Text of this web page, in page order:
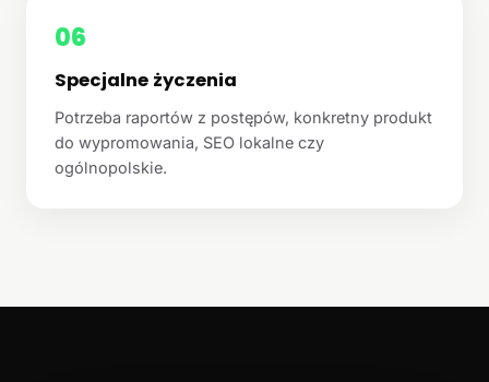
06
Specjalne życzenia
Potrzeba raportów z postępów, konkretny produkt
do wypromowania, SEO lokalne czy
ogólnopolskie.